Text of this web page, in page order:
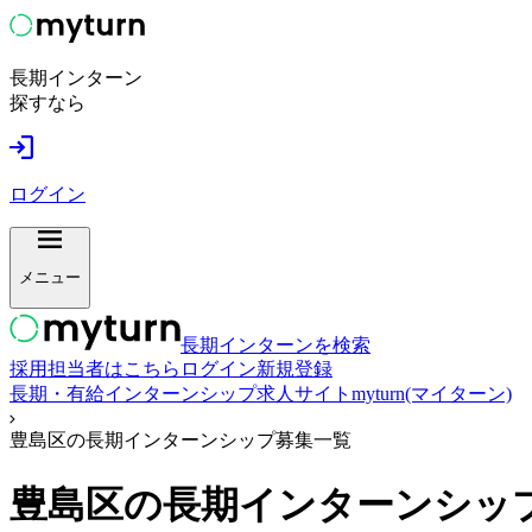
長期インターン
探すなら
ログイン
メニュー
長期インターンを検索
採用担当者はこちら ログイン新規登録
長期・有給インターンシップ求人サイトmyturn(マイターン)
豊島区の長期インターンシップ募集一覧
豊島区の長期インターンシッ